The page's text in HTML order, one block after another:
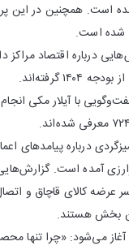
است. همچنین در این
شده است.
درباره اقتصاد مراکز
گفت‌وگویی با آیلار مکی
درباره پیامدهای
آمده است.
عرضه کالای قاچاق و
بخش هستند.
می‌شود: «چرا تنها